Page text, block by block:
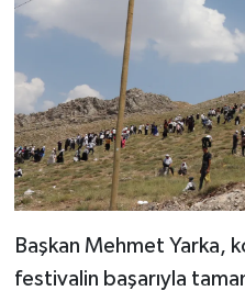
Başkan Mehmet Yarka,
festivalin başarıyla